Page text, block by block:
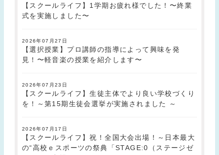
【スクールライフ】1学期お疲れ様でした！〜終業
式を実施しました〜
2026年07月27日
【選択授業】プロ講師の指導によって興味を発
見！〜軽音楽の授業を紹介します〜
2026年07月23日
【スクールライフ】生徒主体でより良い学校づくり
を！～第15期生徒会選挙が実施されました ～
2026年07月17日
【スクールライフ】祝！全国大会出場！～日本最大
の“高校ｅスポーツの祭典「STAGE:0（ステージゼ